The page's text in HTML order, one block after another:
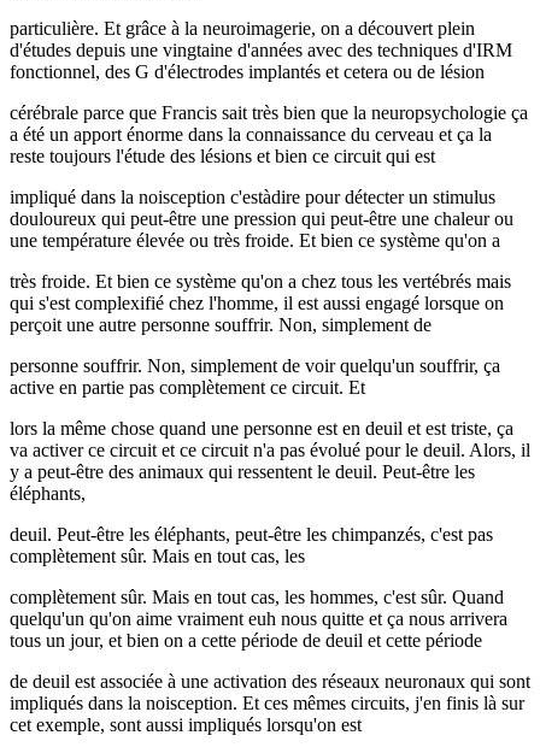
particulière. Et grâce à la neuroimagerie, on a découvert plein
d'études depuis une vingtaine d'années avec des techniques d'IRM
fonctionnel, des G d'électrodes implantés et cetera ou de lésion
cérébrale parce que Francis sait très bien que la neuropsychologie ça
a été un apport énorme dans la connaissance du cerveau et ça la
reste toujours l'étude des lésions et bien ce circuit qui est
impliqué dans la noisception c'estàdire pour détecter un stimulus
douloureux qui peut-être une pression qui peut-être une chaleur ou
une température élevée ou très froide. Et bien ce système qu'on a
très froide. Et bien ce système qu'on a chez tous les vertébrés mais
qui s'est complexifié chez l'homme, il est aussi engagé lorsque on
perçoit une autre personne souffrir. Non, simplement de
personne souffrir. Non, simplement de voir quelqu'un souffrir, ça
active en partie pas complètement ce circuit. Et
lors la même chose quand une personne est en deuil et est triste, ça
va activer ce circuit et ce circuit n'a pas évolué pour le deuil. Alors, il
y a peut-être des animaux qui ressentent le deuil. Peut-être les
éléphants,
deuil. Peut-être les éléphants, peut-être les chimpanzés, c'est pas
complètement sûr. Mais en tout cas, les
complètement sûr. Mais en tout cas, les hommes, c'est sûr. Quand
quelqu'un qu'on aime vraiment euh nous quitte et ça nous arrivera
tous un jour, et bien on a cette période de deuil et cette période
de deuil est associée à une activation des réseaux neuronaux qui sont
impliqués dans la noisception. Et ces mêmes circuits, j'en finis là sur
cet exemple, sont aussi impliqués lorsqu'on est